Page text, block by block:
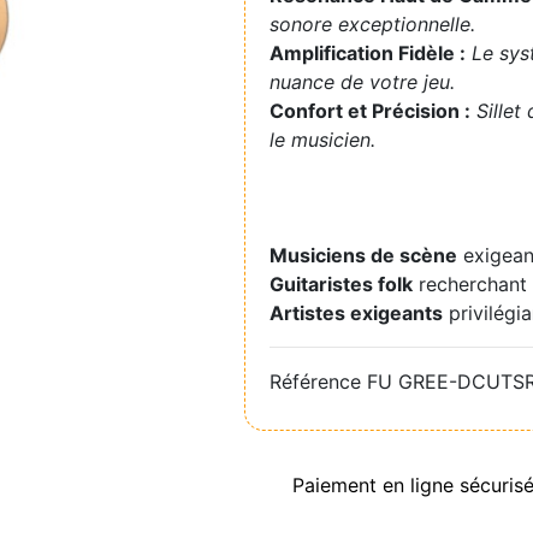
sonore exceptionnelle.
Amplification Fidèle : Le
nuance de votre jeu.
Confort et Précision : Sillet
le musicien.
Musiciens de scène
Guitaristes folk
Artistes exigeants
Référence FU GREE-
Paiement en ligne sécurisé